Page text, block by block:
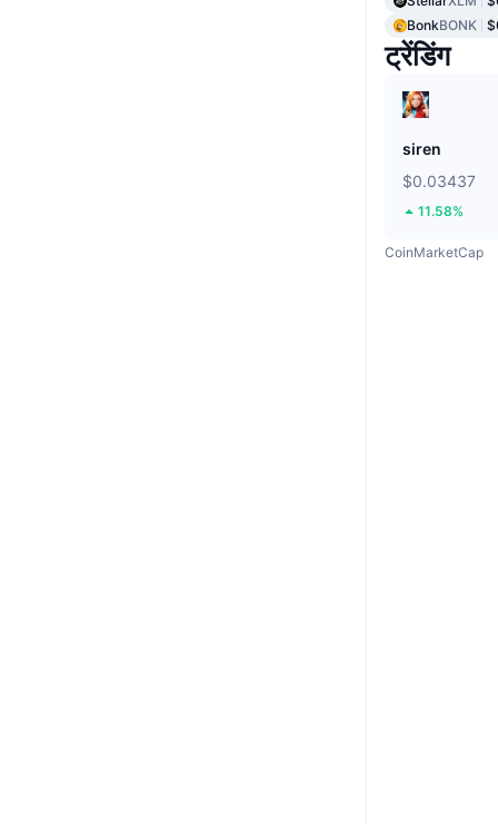
BonkBONK
ट्रेंडिंग
siren
$0.03437
11.58%
CoinMarketCap